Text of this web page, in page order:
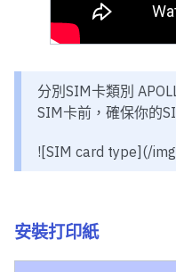
分別SIM卡類別
SIM卡前，確保你的
![SIM card type](/
安裝打印紙